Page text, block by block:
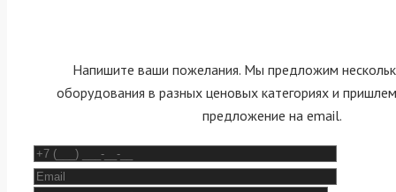
Напишите ваши пожелания. Мы предложим
оборудования в разных ценовых категориях и
предложение на email.